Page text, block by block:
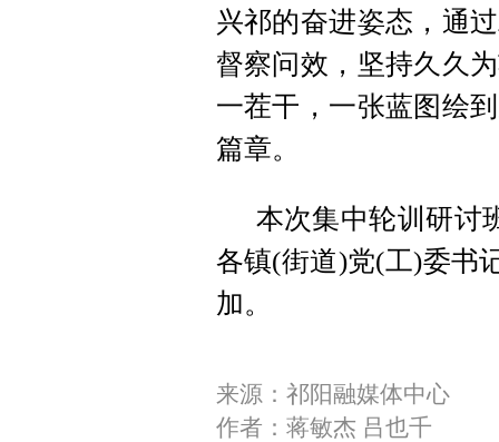
兴祁的奋进姿态，通
督察问效，坚持久久
一茬干，一张蓝图绘
篇章。
本次集中轮训研讨
各镇(街道)党(工)委书
加。
来源：祁阳融媒体中心
作者：蒋敏杰 吕也千